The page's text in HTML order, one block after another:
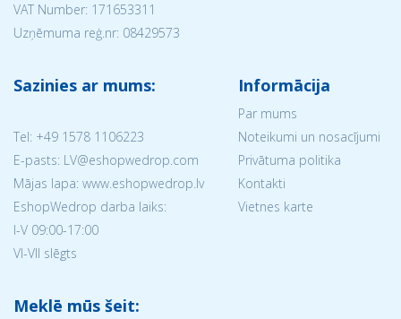
VAT Number: 171653311
Uzņēmuma reģ.nr: 08429573
Sazinies ar mums:
Tel: +49 1578 1106223
E-pasts: LV@eshopwedrop.com
Mājas lapa: www.eshopwedrop.lv
EshopWedrop darba laiks:
I-V 09:00-17:00
VI-VII slēgts
Informācija
Par mums
Noteikumi un nosacījumi
Privātuma politika
Kontakti
Vietnes karte
Meklē mūs šeit: